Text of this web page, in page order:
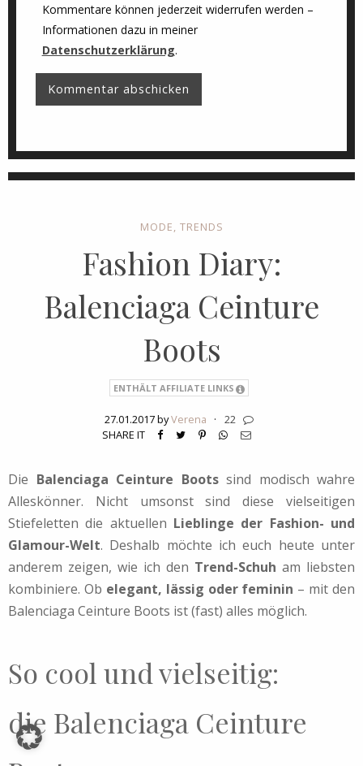
Kommentare können jederzeit widerrufen werden –
Informationen dazu in meiner
Datenschutzerklärung.
MODE, TRENDS
Fashion Diary:
Balenciaga Ceinture
Boots
ENTHÄLT AFFILIATE LINKS
27.01.2017 byVerena ·
22
SHARE IT
Die Balenciaga Ceinture Bootssind modisch wahre
Alleskönner. Nicht umsonst sind diese vielseitigen
Stiefeletten die aktuellen Lieblinge der Fashion- und
Glamour-Welt. Deshalb möchte ich euch heute unter
anderem zeigen, wie ich den Trend-Schuh am liebsten
kombiniere. Ob elegant, lässig oder feminin – mit den
Balenciaga Ceinture Boots ist (fast) alles möglich.
So cool und vielseitig:
die Balenciaga Ceinture